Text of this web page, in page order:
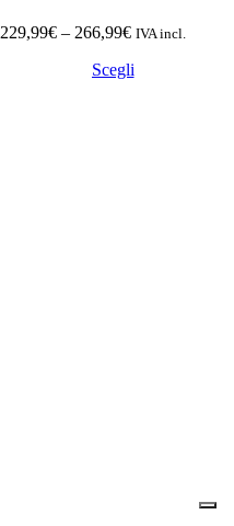
229,99€ – 266,99€Fascia
prezzo:
IVA incl.
Scegli